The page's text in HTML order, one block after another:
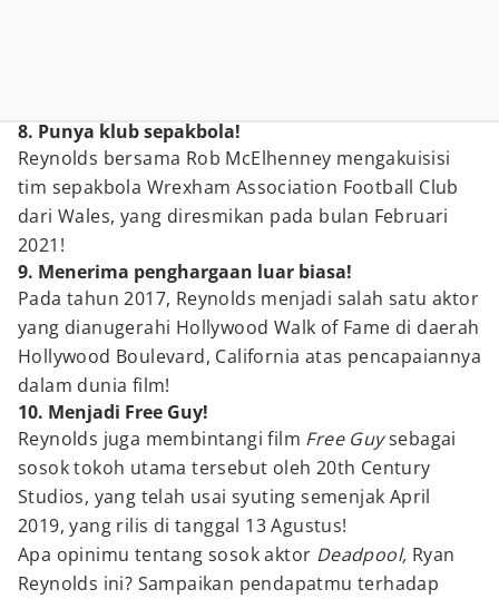
8. Punya klub sepakbola!
Reynolds bersama Rob McElhenney mengakuisisi
tim sepakbola Wrexham Association Football Club
dari Wales, yang diresmikan pada bulan Februari
2021!
9. Menerima penghargaan luar biasa!
Pada tahun 2017, Reynolds menjadi salah satu aktor
yang dianugerahi Hollywood Walk of Fame di daerah
Hollywood Boulevard, California atas pencapaiannya
dalam dunia film!
10. Menjadi Free Guy!
Reynolds juga membintangi film Free Guysebagai
sosok tokoh utama tersebut oleh 20th Century
Studios, yang telah usai syuting semenjak April
2019, yang rilis di tanggal 13 Agustus!
Apa opinimu tentang sosok aktor Deadpool, Ryan
Reynolds ini? Sampaikan pendapatmu terhadap